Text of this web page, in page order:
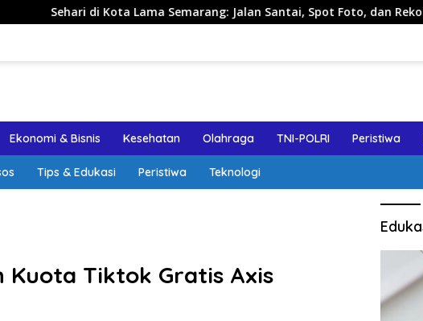
Kota Lama Semarang: Jalan Santai, Spot Foto, dan Rekomendasi Lumpia
Ekonomi & Bisnis Kesehatan Olahraga TNI-POLRI Peristiwa
Tips & Edukasi Peristiwa Teknologi
Kuota Tiktok Gratis Axis